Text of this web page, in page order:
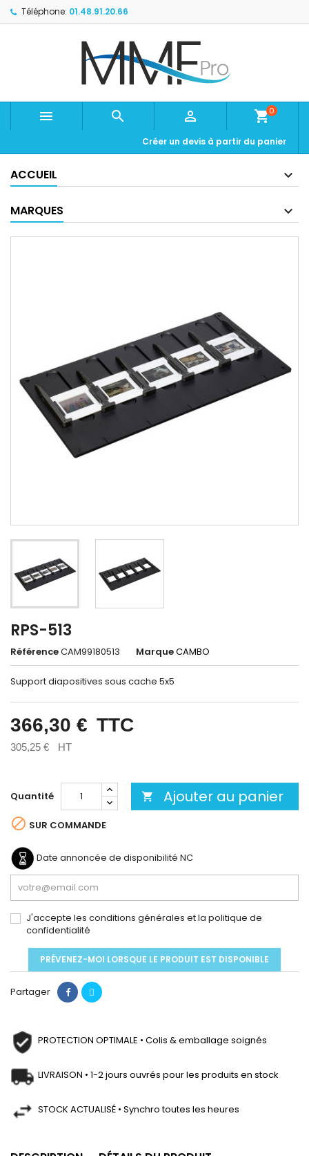
Téléphone: 01.48.91.20.66
   shopping_cart0
Créer un devis à partir du panier
ACCUEIL
MARQUES
RPS-513
RéférenceCAM99180513 MarqueCAMBO
Support diapositives sous cache 5x5
366,30 € TTC
305,25 € HT
Quantité  Ajouter au panier
 SUR COMMANDE
Date annoncée de disponibilité NC
J'accepte les conditions générales et la politique de
confidentialité
PRÉVENEZ-MOI LORSQUE LE PRODUIT EST DISPONIBLE
Partager
PROTECTION OPTIMALE • Colis & emballage soignés
LIVRAISON • 1-2 jours ouvrés pour les produits en stock
STOCK ACTUALISÉ • Synchro toutes les heures